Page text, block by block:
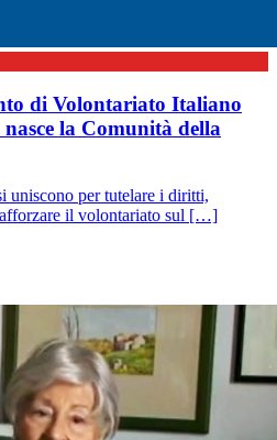
di Volontariato Italiano
la Comunità della
uniscono per tutelare i diritti,
il volontariato sul […]